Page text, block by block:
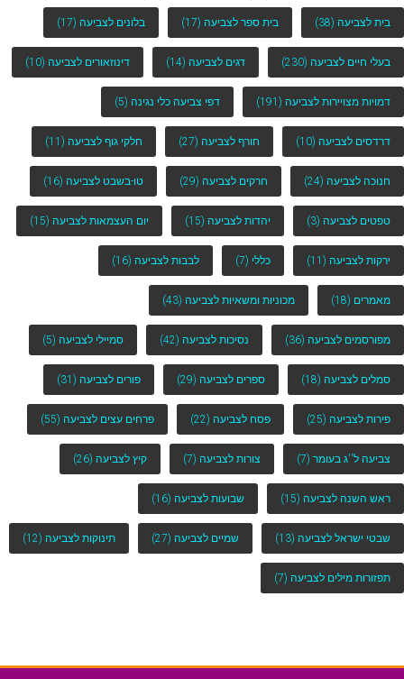
בית לצביעה (38) בית ספר לצביעה (17) בלונים לצביעה (17)
בעלי חיים לצביעה (230) דגים לצביעה (14) דינוזאורים לצביעה (10)
דמויות מצויירות לצביעה (191) דפי צביעה כלי נגינה (5)
דרדסים לצביעה (10) חורף לצביעה (27) חלקי גוף לצביעה (11)
חנוכה לצביעה (24) חרקים לצביעה (29) טו-בשבט לצביעה (16)
טפטים לצביעה (3) יהדות לצביעה (15) יום העצמאות לצביעה (15)
ירקות לצביעה (11) כללי (7) לבבות לצביעה (16)
מאמרים (18) מכוניות ומשאיות לצביעה (43)
מפורסמים לצביעה (36) נסיכות לצביעה (42) סמיילי לצביעה (5)
סמלים לצביעה (18) ספרים לצביעה (29) פורים לצביעה (31)
פירות לצביעה (25) פסח לצביעה (22) פרחים עצים לצביעה (55)
צביעה ל''ג בעומר (7) צורות לצביעה (7) קיץ לצביעה (26)
ראש השנה לצביעה (15) שבועות לצביעה (16)
שבטי ישראל לצביעה (13) שמיים לצביעה (27) תינוקות לצביעה (12)
תפזורות מילים לצביעה (7)